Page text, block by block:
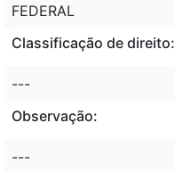
FEDERAL
Classificação de direito:
---
Observação:
---